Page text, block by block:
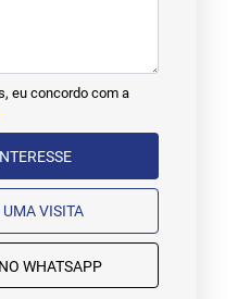
eu concordo com a
INTERESSE
AGENDAR UMA VISITA
WHATSAPP